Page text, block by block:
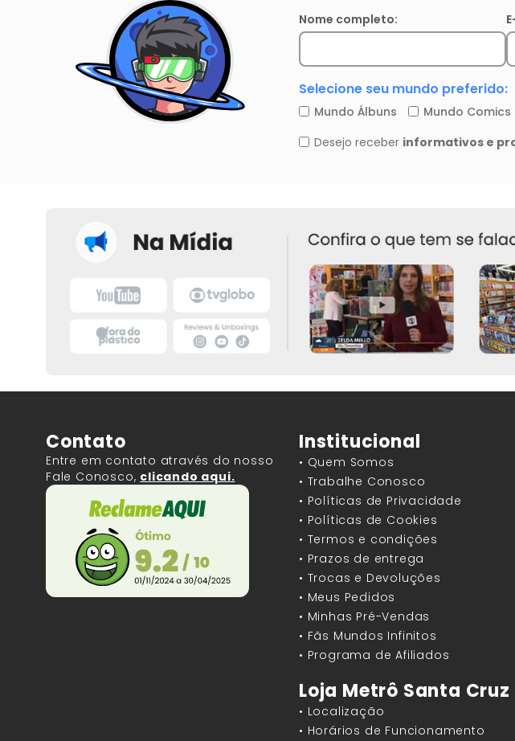
Contato
Entre em contato através do nosso
Fale Conosco, clicando aqui.
Institucional
• Quem Somos
• Trabalhe Conosco
• Políticas de Privacidade
• Políticas de Cookies
• Termos e condições
• Prazos de entrega
• Trocas e Devoluções
• Meus Pedidos
• Minhas Pré-Vendas
• Fãs Mundos Infinitos
• Programa de Afiliados
Loja Metrô Santa Cruz
• Localização
• Horários de Funcionamento